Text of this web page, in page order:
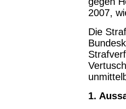
2007,
Die
1.